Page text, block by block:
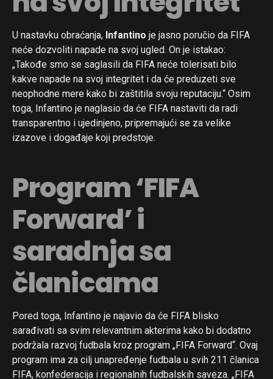
U nastavku obraćanja, Infantino je jasno poručio da FIFA
neće dozvoliti napade na svoj ugled. On je istakao:
„Takođe smo se saglasili da FIFA neće tolerisati bilo
kakve napade na svoj integritet i da će preduzeti sve
neophodne mere kako bi zaštitila svoju reputaciju.“ Osim
toga, Infantino je naglasio da će FIFA nastaviti da radi
transparentno i ujedinjeno, pripremajući se za velike
izazove i događaje koji predstoje.
Program ‘FIFA
Forward’ i
saradnja sa
članicama
Pored toga, Infantino je najavio da će FIFA blisko
sarađivati sa svim relevantnim akterima kako bi dodatno
podržala razvoj fudbala kroz program „FIFA Forward“. Ovaj
program ima za cilj unapređenje fudbala u svih 211 članica
FIFA, konfederacija i regionalnih fudbalskih saveza. „FIFA